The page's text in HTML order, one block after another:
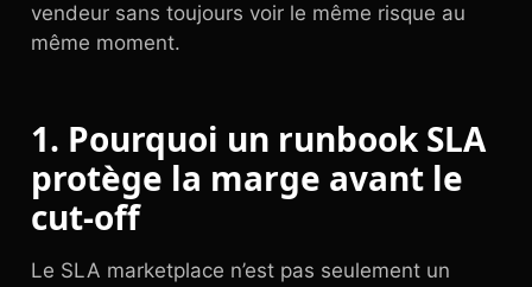
vendeur sans toujours voir le même risque au
même moment.
1. Pourquoi un runbook SLA
protège la marge avant le
cut-off
Le SLA marketplace n’est pas seulement un